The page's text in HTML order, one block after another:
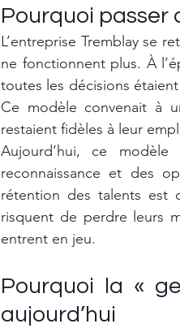
Pourquoi passer
L’entreprise Tremblay se
ne fonctionnent plus. À
toutes les décisions
Ce modèle convenait à
restaient fidèles à leur
Aujourd’hui, ce
reconnaissance et des
rétention des talents est
risquent de perdre leurs
entrent en jeu.
Pourquoi la «
aujourd’hui